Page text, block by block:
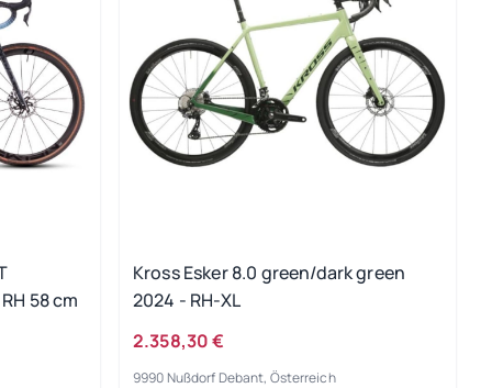
58 cm
Kross Esker 8.0 green/dark green
2024 - RH-XL
2.358,30 €
9990 Nußdorf Debant, Österreich